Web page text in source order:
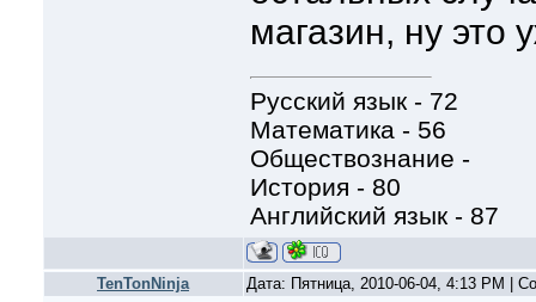
магазин, ну это
Русский язык - 72
Математика - 56
Обществознание -
История - 80
Английский язык - 87
TenTonNinja Дата: Пятница, 2010-06-04, 4:13 PM |